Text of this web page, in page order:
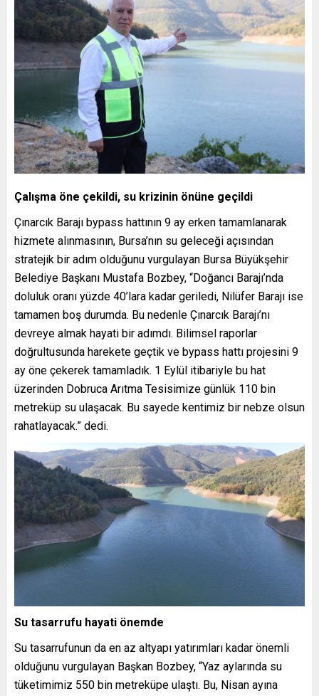
Çalışma öne çekildi, su krizinin önüne geçildi
Çınarcık Barajı bypass hattının 9 ay erken tamamlanarak
hizmete alınmasının, Bursa’nın su geleceği açısından
stratejik bir adım olduğunu vurgulayan Bursa Büyükşehir
Belediye Başkanı Mustafa Bozbey, “Doğancı Barajı’nda
doluluk oranı yüzde 40’lara kadar geriledi, Nilüfer Barajı ise
tamamen boş durumda. Bu nedenle Çınarcık Barajı’nı
devreye almak hayati bir adımdı. Bilimsel raporlar
doğrultusunda harekete geçtik ve bypass hattı projesini 9
ay öne çekerek tamamladık. 1 Eylül itibariyle bu hat
üzerinden Dobruca Arıtma Tesisimize günlük 110 bin
metreküp su ulaşacak. Bu sayede kentimiz bir nebze olsun
rahatlayacak.” dedi.
Su tasarrufu hayati önemde
Su tasarrufunun da en az altyapı yatırımları kadar önemli
olduğunu vurgulayan Başkan Bozbey, “Yaz aylarında su
tüketimimiz 550 bin metreküpe ulaştı. Bu, Nisan ayına